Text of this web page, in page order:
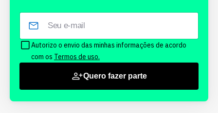
Autorizo o envio das minhas informações de acordo
com os Termos de uso.
Quero fazer parte